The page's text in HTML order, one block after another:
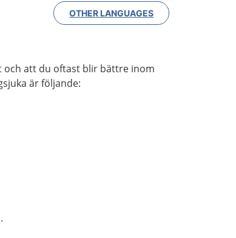
OTHER LANGUAGES
och att du oftast blir bättre inom
är följande: